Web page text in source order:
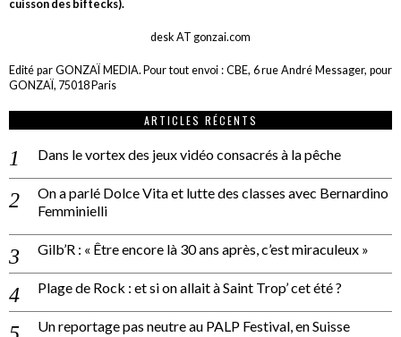
cuisson des biftecks).
desk AT gonzai.com
Edité par GONZAÏ MEDIA. Pour tout envoi : CBE, 6 rue André Messager, pour
GONZAÏ, 75018 Paris
ARTICLES RÉCENTS
Dans le vortex des jeux vidéo consacrés à la pêche
On a parlé Dolce Vita et lutte des classes avec Bernardino
Femminielli
Gilb’R : « Être encore là 30 ans après, c’est miraculeux »
Plage de Rock : et si on allait à Saint Trop’ cet été ?
Un reportage pas neutre au PALP Festival, en Suisse